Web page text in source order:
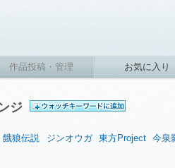
作品投稿・管理 お気に入り
ジ
餓狼伝説 ジンオウガ 東方Project 今泉